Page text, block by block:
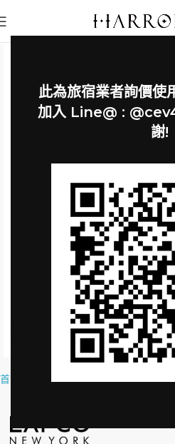
此為旅宿業者詢價使
加入 Line@ :
謝!
Click to enlarge
首頁